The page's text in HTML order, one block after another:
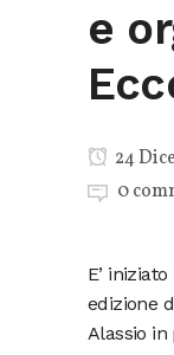
e
24
0
E’
edizione
Alassio